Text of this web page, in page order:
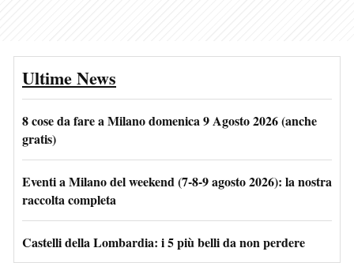
Ultime News
8 cose da fare a Milano domenica 9 Agosto 2026 (anche
gratis)
Eventi a Milano del weekend (7-8-9 agosto 2026): la nostra
raccolta completa
Castelli della Lombardia: i 5 più belli da non perdere